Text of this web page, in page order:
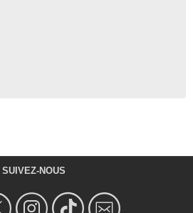
SUIVEZ-NOUS